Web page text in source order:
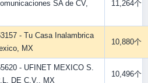
SA de CV,
11,264个
- Tu Casa Inalambrica
MX
10,880个
- UFINET MEXICO S.
DE C.V., MX
10,496个